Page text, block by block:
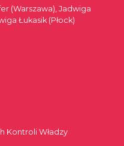
(Warszawa), Jadwiga
Łukasik (Płock)
Kontroli Władzy